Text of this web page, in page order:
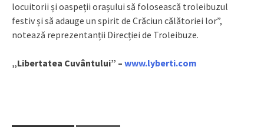
locuitorii și oaspeții orașului să folosească troleibuzul
festiv și să adauge un spirit de Crăciun călătoriei lor”,
notează reprezentanții Direcției de Troleibuze.
„Libertatea Cuvântului” – www.lyberti.com